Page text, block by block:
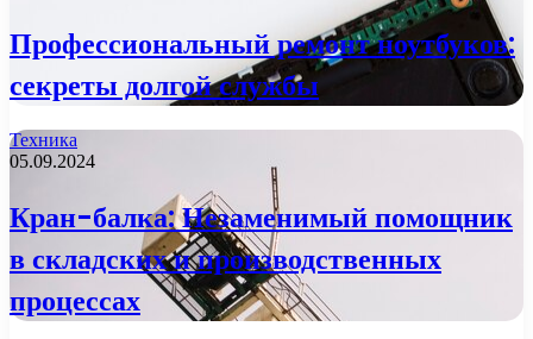
Профессиональный ремонт ноутбуков:
секреты долгой службы
Техника
05.09.2024
Кран-балка: Незаменимый помощник
в складских и производственных
процессах